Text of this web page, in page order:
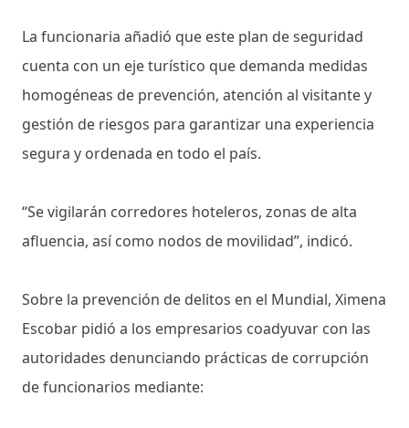
La funcionaria añadió que este plan de seguridad
cuenta con un eje turístico que demanda medidas
homogéneas de prevención, atención al visitante y
gestión de riesgos para garantizar una experiencia
segura y ordenada en todo el país.
“Se vigilarán corredores hoteleros, zonas de alta
afluencia, así como nodos de movilidad”, indicó.
Sobre la prevención de delitos en el Mundial, Ximena
Escobar pidió a los empresarios coadyuvar con las
autoridades denunciando prácticas de corrupción
de funcionarios mediante: